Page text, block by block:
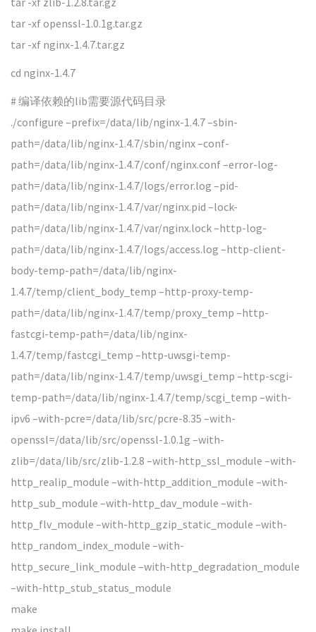
tar -xf openssl-1.0.1g.tar.gz
tar -xf nginx-1.4.7.tar.gz
cd nginx-1.4.7
# 编译依赖的lib需要源代码目录
./configure –prefix=/data/lib/nginx-1.4.7 –sbin-
path=/data/lib/nginx-1.4.7/sbin/nginx –conf-
path=/data/lib/nginx-1.4.7/conf/nginx.conf –error-log-
path=/data/lib/nginx-1.4.7/logs/error.log –pid-
path=/data/lib/nginx-1.4.7/var/nginx.pid –lock-
path=/data/lib/nginx-1.4.7/var/nginx.lock –http-log-
path=/data/lib/nginx-1.4.7/logs/access.log –http-client-
body-temp-path=/data/lib/nginx-
1.4.7/temp/client_body_temp –http-proxy-temp-
path=/data/lib/nginx-1.4.7/temp/proxy_temp –http-
fastcgi-temp-path=/data/lib/nginx-
1.4.7/temp/fastcgi_temp –http-uwsgi-temp-
path=/data/lib/nginx-1.4.7/temp/uwsgi_temp –http-scgi-
temp-path=/data/lib/nginx-1.4.7/temp/scgi_temp –with-
ipv6 –with-pcre=/data/lib/src/pcre-8.35 –with-
openssl=/data/lib/src/openssl-1.0.1g –with-
zlib=/data/lib/src/zlib-1.2.8 –with-http_ssl_module –with-
http_realip_module –with-http_addition_module –with-
http_sub_module –with-http_dav_module –with-
http_flv_module –with-http_gzip_static_module –with-
http_random_index_module –with-
http_secure_link_module –with-http_degradation_module
–with-http_stub_status_module
make